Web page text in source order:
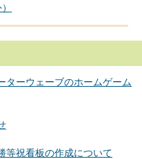
ターウェーブのホームゲーム
等祝看板の作成について